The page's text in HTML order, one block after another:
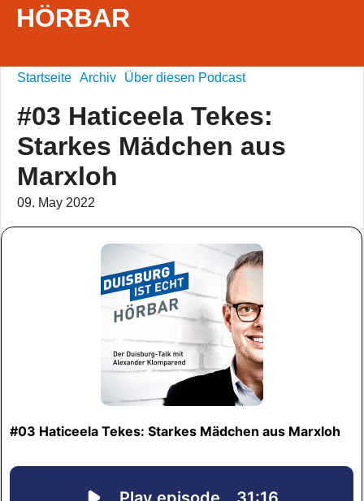
HÖRBAR
Startseite Archiv Über diesen Podcast
#03 Haticeela Tekes:
Starkes Mädchen aus
Marxloh
09. May 2022